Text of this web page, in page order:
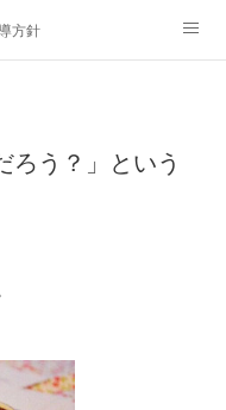
方針
ろう？」という